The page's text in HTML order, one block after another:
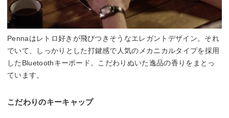
Pennaはレトロ好きが飛びつきそうなエレガントデザイン。それ
でいて、しっかりとした打鍵感で人気のメカニカルタイプを採用
したBluetoothキーボード。こだわりぬいた逸品の香りをまとっ
ています。
こだわりのキーキャップ